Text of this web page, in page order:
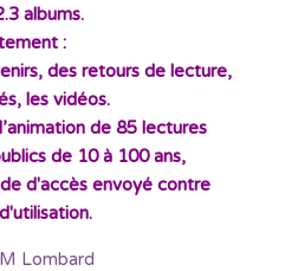
albums.
:
des retours de lecture,
les vidéos.
de 85 lectures
de 10 à 100 ans,
d'accès envoyé contre
Lombard